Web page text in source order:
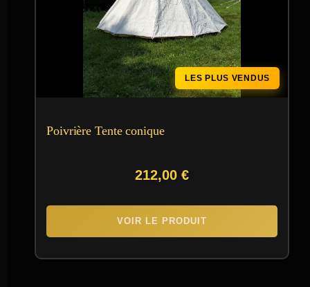
LES PLUS VENDUS
Poivrière Tente conique
212,00 €
VOIR LE PRODUIT